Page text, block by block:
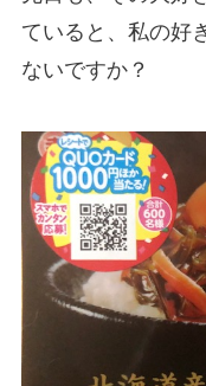
ていると、私の好
ないですか？